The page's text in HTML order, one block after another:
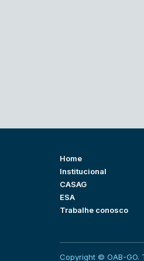
Home
Institucional
CASAG
ESA
Trabalhe conosco
Copyright © OAB-GO.